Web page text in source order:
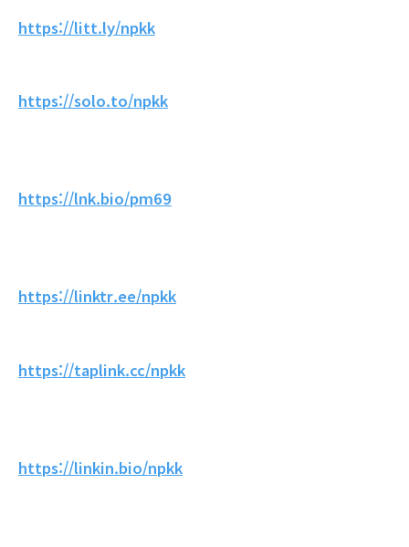
https://litt.ly/npkk
https://solo.to/npkk
https://lnk.bio/pm69
https://linktr.ee/npkk
https://taplink.cc/npkk
https://linkin.bio/npkk